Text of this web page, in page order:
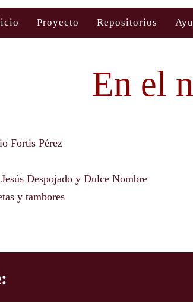
Proyecto Repositorios
En el
Fortis Pérez
Jesús Despojado y Dulce Nombre
y tambores